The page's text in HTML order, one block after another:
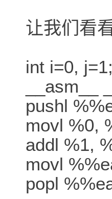
让我们看
int i=0, j=1;
__asm__
pushl
movl %0,
addl %1,
movl
popl